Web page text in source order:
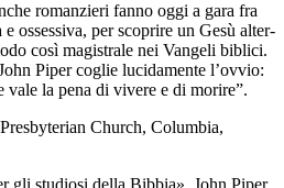
romanzieri fanno oggi a gara fra
ossessiva, per scoprire un Gesù alter-
così magistrale nei Vangeli biblici.
Piper coglie lucidamente l’ovvio:
vale la pena di vivere e di morire”.
Church, Columbia,